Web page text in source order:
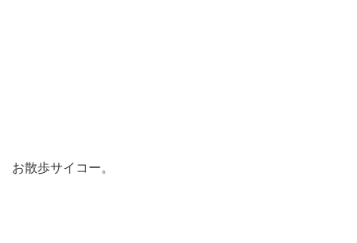
お散歩サイコー。